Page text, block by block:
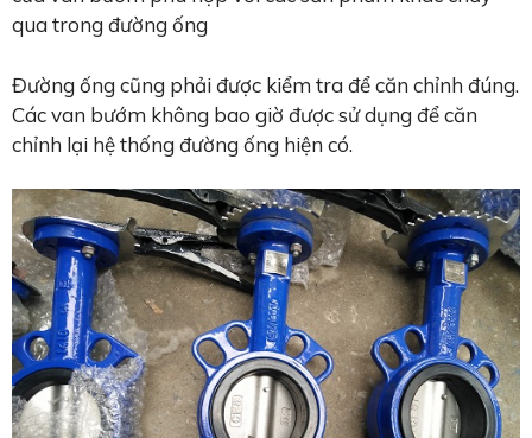
qua trong đường ống
Đường ống cũng phải được kiểm tra để căn chỉnh đúng.
Các van bướm không bao giờ được sử dụng để căn
chỉnh lại hệ thống đường ống hiện có.